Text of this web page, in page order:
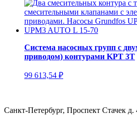
Система насосных групп с
приводом) контурами KPT 3T
99 613,54 ₽
Санкт-Петербург, Проспект Стачек